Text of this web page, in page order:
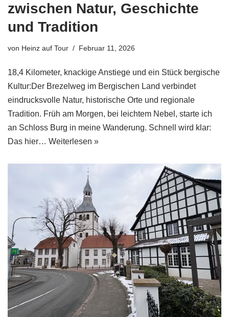
zwischen Natur, Geschichte
und Tradition
von Heinz auf Tour Februar 11, 2026
18,4 Kilometer, knackige Anstiege und ein Stück bergische
Kultur:Der Brezelweg im Bergischen Land verbindet
eindrucksvolle Natur, historische Orte und regionale
Tradition. Früh am Morgen, bei leichtem Nebel, starte ich
an Schloss Burg in meine Wanderung. Schnell wird klar:
Das hier… Weiterlesen »